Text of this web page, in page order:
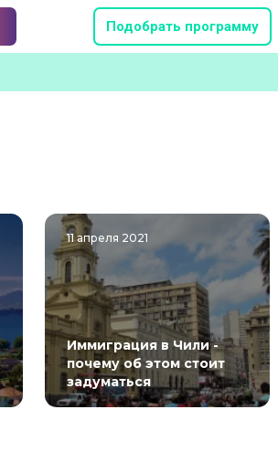
Подобрать программу
11 апреля 2021
Иммиграция в Чили -
почему об этом стоит
задуматься